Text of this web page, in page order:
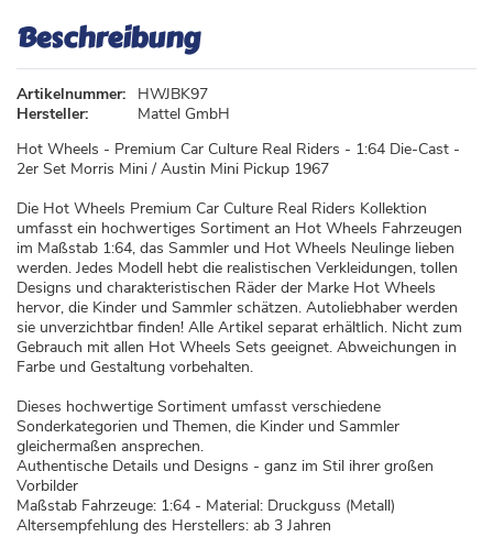
Beschreibung
Artikelnummer:
HWJBK97
Hersteller:
Mattel GmbH
Hot Wheels - Premium Car Culture Real Riders - 1:64 Die-Cast -
2er Set Morris Mini / Austin Mini Pickup 1967
Die Hot Wheels Premium Car Culture Real Riders Kollektion
umfasst ein hochwertiges Sortiment an Hot Wheels Fahrzeugen
im Maßstab 1:64, das Sammler und Hot Wheels Neulinge lieben
werden. Jedes Modell hebt die realistischen Verkleidungen, tollen
Designs und charakteristischen Räder der Marke Hot Wheels
hervor, die Kinder und Sammler schätzen. Autoliebhaber werden
sie unverzichtbar finden! Alle Artikel separat erhältlich. Nicht zum
Gebrauch mit allen Hot Wheels Sets geeignet. Abweichungen in
Farbe und Gestaltung vorbehalten.
Dieses hochwertige Sortiment umfasst verschiedene
Sonderkategorien und Themen, die Kinder und Sammler
gleichermaßen ansprechen.
Authentische Details und Designs - ganz im Stil ihrer großen
Vorbilder
Maßstab Fahrzeuge: 1:64 - Material: Druckguss (Metall)
Altersempfehlung des Herstellers: ab 3 Jahren